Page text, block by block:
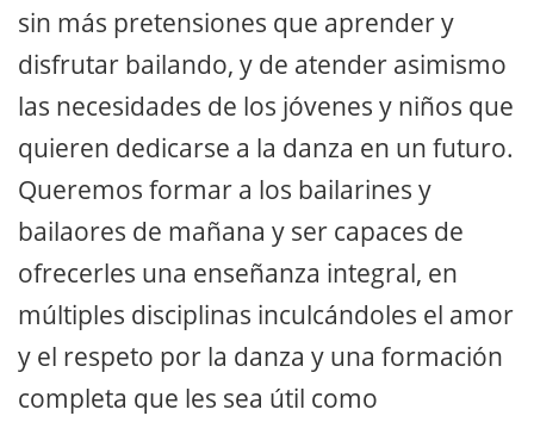
sin más pretensiones que aprender y
disfrutar bailando, y de atender asimismo
las necesidades de los jóvenes y niños que
quieren dedicarse a la danza en un futuro.
Queremos formar a los bailarines y
bailaores de mañana y ser capaces de
ofrecerles una enseñanza integral, en
múltiples disciplinas inculcándoles el amor
y el respeto por la danza y una formación
completa que les sea útil como